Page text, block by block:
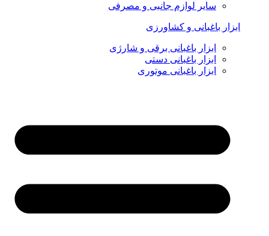
سایر لوازم جانبی و مصرفی
ابزار باغبانی و کشاورزی
ابزار باغبانی برقی و شارژی
ابزار باغبانی دستی
ابزار باغبانی موتوری